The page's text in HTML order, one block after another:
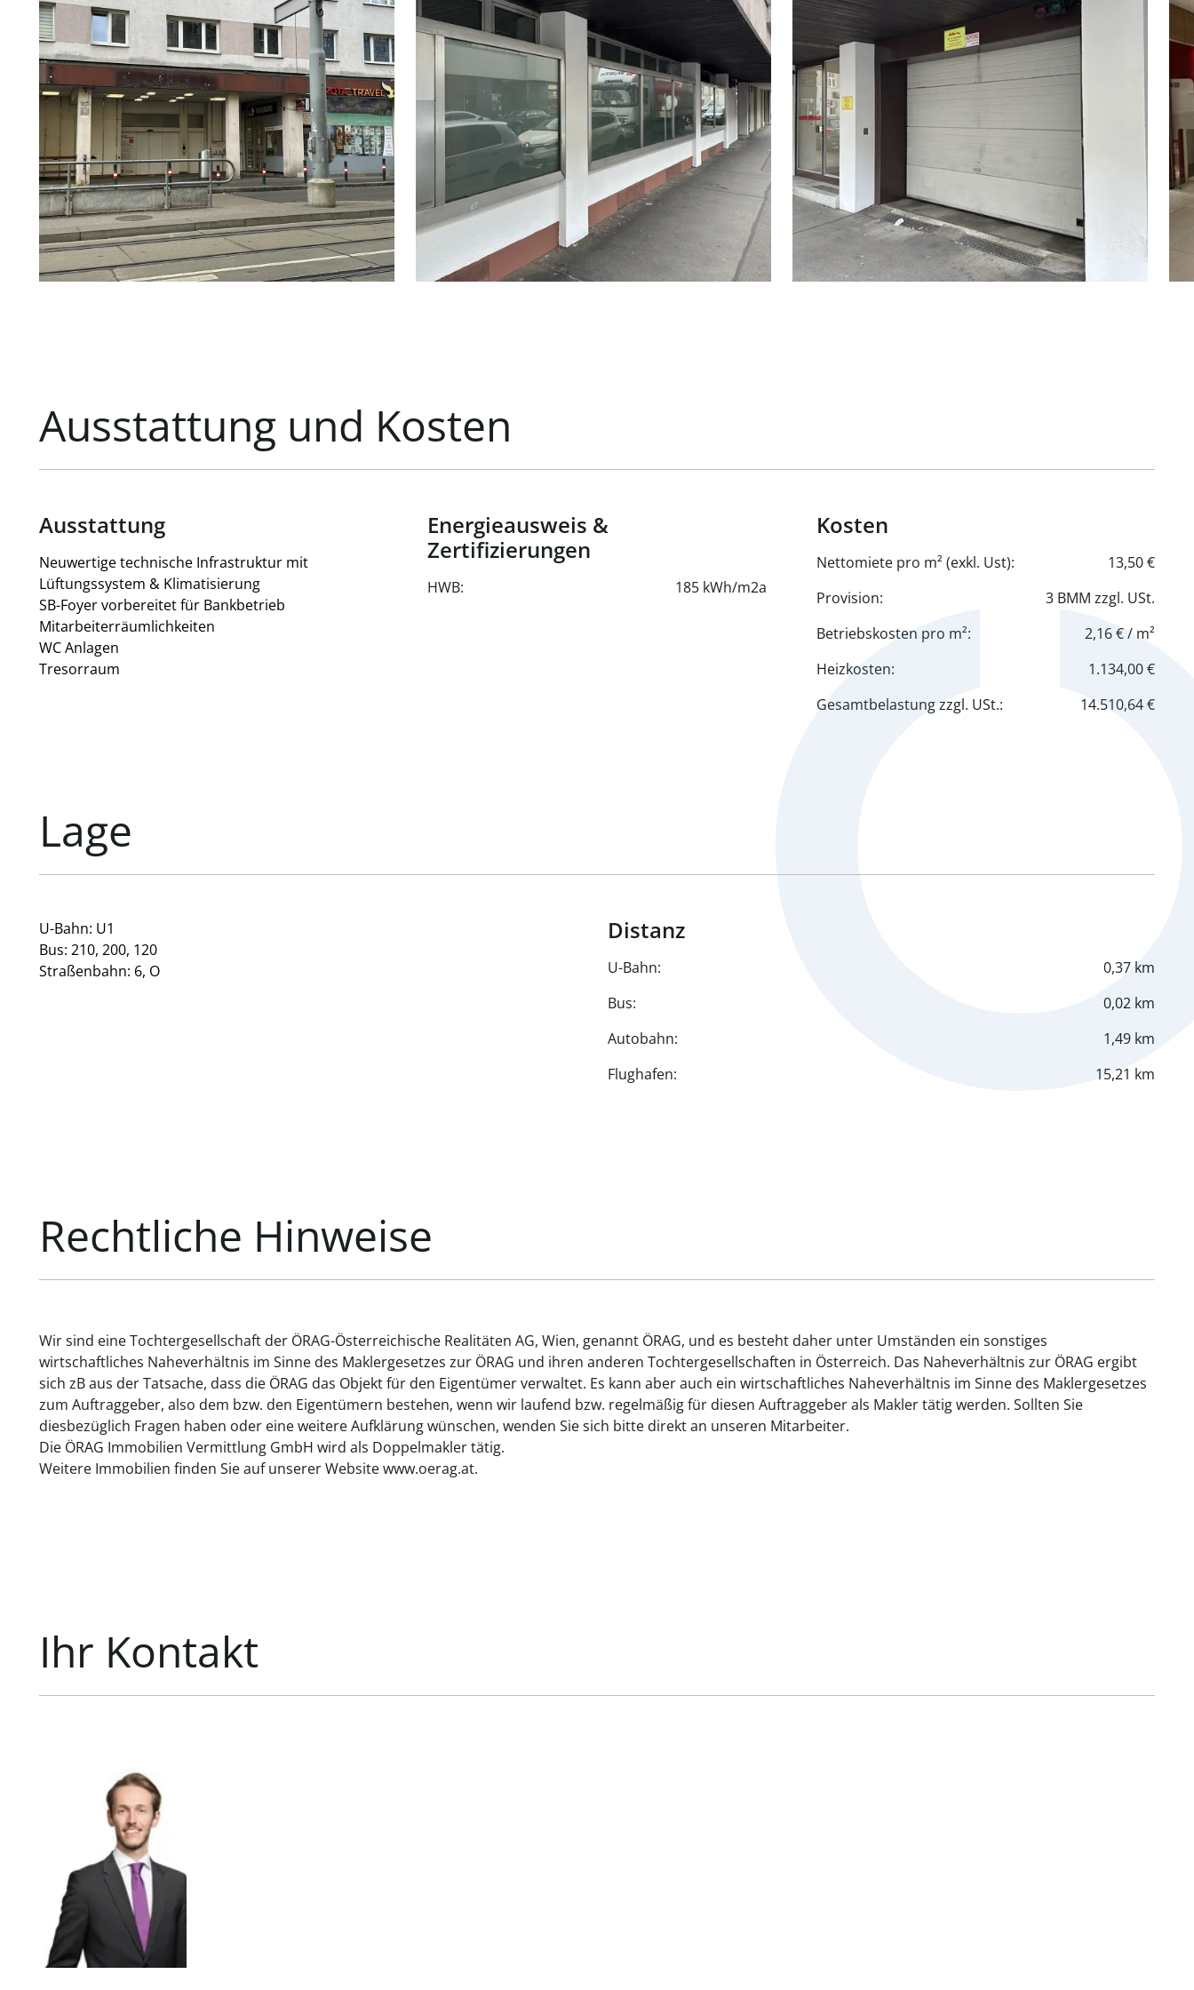
Ausstattung und Kosten
Ausstattung
Neuwertige technische Infrastruktur mit
Lüftungssystem & Klimatisierung
SB-Foyer vorbereitet für Bankbetrieb
Mitarbeiterräumlichkeiten
WC Anlagen
Tresorraum
Energieausweis &
Zertifizierungen
HWB: 185 kWh/m2a
Kosten
Nettomiete pro m² (exkl. Ust):
13,50 €
Provision:
3 BMM zzgl. USt.
Betriebskosten pro m²:
2,16 € / m²
Heizkosten:
1.134,00 €
Gesamtbelastung zzgl. USt.:
14.510,64 €
Lage
U-Bahn: U1
Bus: 210, 200, 120
Straßenbahn: 6, O
Distanz
U-Bahn:
0,37 km
Bus:
0,02 km
Autobahn:
1,49 km
Flughafen:
15,21 km
Rechtliche Hinweise
Wir sind eine Tochtergesellschaft der ÖRAG-Österreichische Realitäten AG, Wien, genannt ÖRAG, und es besteht daher unter Umständen ein sonstiges
wirtschaftliches Naheverhältnis im Sinne des Maklergesetzes zur ÖRAG und ihren anderen Tochtergesellschaften in Österreich. Das Naheverhältnis zur ÖRAG ergibt
sich zB aus der Tatsache, dass die ÖRAG das Objekt für den Eigentümer verwaltet. Es kann aber auch ein wirtschaftliches Naheverhältnis im Sinne des Maklergesetzes
zum Auftraggeber, also dem bzw. den Eigentümern bestehen, wenn wir laufend bzw. regelmäßig für diesen Auftraggeber als Makler tätig werden. Sollten Sie
diesbezüglich Fragen haben oder eine weitere Aufklärung wünschen, wenden Sie sich bitte direkt an unseren Mitarbeiter.
Die ÖRAG Immobilien Vermittlung GmbH wird als Doppelmakler tätig.
Weitere Immobilien finden Sie auf unserer Website www.oerag.at.
Ihr Kontakt